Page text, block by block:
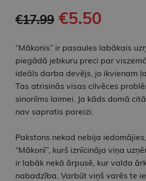
€17.99 €5.50
“Mākonis” ir pasaules labākais
piegādā jebkuru preci par
ideāls darba devējs, jo ikvienam
Tas atrisinās visas cilvēces
sinonīms laimei. Ja kāds domā
nav sapratis pareizi.
Pakstons nekad nebija
“Mākonī”, kurš iznīcināja viņa
ir labāk nekā ārpusē, kur valda
nabadzība. Varbūt viņš varēs te